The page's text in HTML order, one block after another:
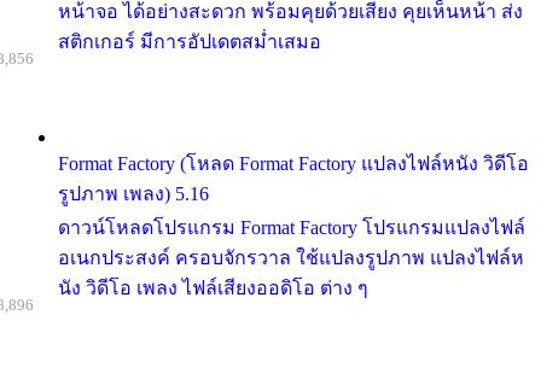
หน้าจอ ได้อย่างสะดวก พร้อมคุยด้วยเสียง คุยเห็นหน้า ส่ง
สติกเกอร์ มีการอัปเดตสม่ำเสมอ
Format Factory (โหลด Format Factory แปลงไฟล์หนัง วิดีโอ
รูปภาพ เพลง) 5.16
ดาวน์โหลดโปรแกรม Format Factory โปรแกรมแปลงไฟล์
อเนกประสงค์ ครอบจักรวาล ใช้แปลงรูปภาพ แปลงไฟล์ห
นัง วิดีโอ เพลง ไฟล์เสียงออดิโอ ต่าง ๆ